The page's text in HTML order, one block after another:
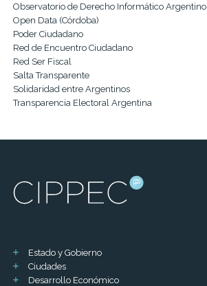
Observatorio de Derecho Informático Argentino
Open Data (Córdoba)
Poder Ciudadano
Red de Encuentro Ciudadano
Red Ser Fiscal
Salta Transparente
Solidaridad entre Argentinos
Transparencia Electoral Argentina
Estado y Gobierno
Ciudades
Desarrollo Económico